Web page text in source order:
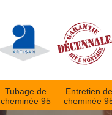
Tubage de
cheminée 95
Entretien de
cheminée